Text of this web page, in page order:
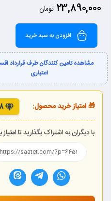
23,890,000 تومان
افزودن به سبد خرید
مشاهده تامین کنندگان طرف قرارداد
اعتباری
🎁 امتیاز خرید محصول:
با دیگران به اشتراک بگذارید تا امتیاز